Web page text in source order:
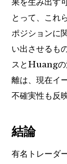
果を生み出す
とって、これ
ポジションに
い出させるも
スとHuangの
離は、現在イ
不確実性も反
結論
有名トレーダ